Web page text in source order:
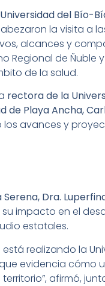
del Bío-
la visita a
alcances y
Regional de
de la salud.
rectora de la
de Playa Ancha,
avances y
Dra.
impacto en el
estatales.
realizando la
evidencia cómo
afirmó,